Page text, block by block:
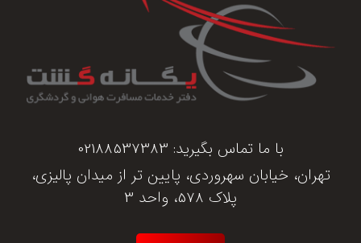
با ما تماس بگیرید: 02188537383
تهران، خیابان سهروردی، پایین تر از میدان پالیزی،
پلاک 578، واحد 3